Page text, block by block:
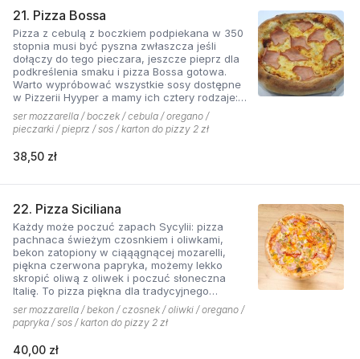
21. Pizza Bossa
Pizza z cebulą z boczkiem podpiekana w 350
stopnia musi być pyszna zwłaszcza jeśli
dołączy do tego pieczara, jeszcze pieprz dla
podkreślenia smaku i pizza Bossa gotowa.
Warto wypróbować wszystkie sosy dostępne
w Pizzerii Hyyper a mamy ich cztery rodzaje:
pomidorowy łagodny, pomidorowy pikantny,
jogurtowo-czosnkowy oraz sos słodko-
kwaśny , każdy niepowtarzalny w smaku.
ser mozzarella / boczek / cebula / oregano /
pieczarki / pieprz / sos / karton do pizzy 2 zł
38,50 zł
22. Pizza Siciliana
Każdy może poczuć zapach Sycylii: pizza
pachnaca świeżym czosnkiem i oliwkami,
bekon zatopiony w ciąąągnącej mozarelli,
piękna czerwona papryka, możemy lekko
skropić oliwą z oliwek i poczuć słoneczna
Italię. To pizza piękna dla tradycyjnego
podniebienia
ser mozzarella / bekon / czosnek / oliwki / oregano /
papryka / sos / karton do pizzy 2 zł
40,00 zł